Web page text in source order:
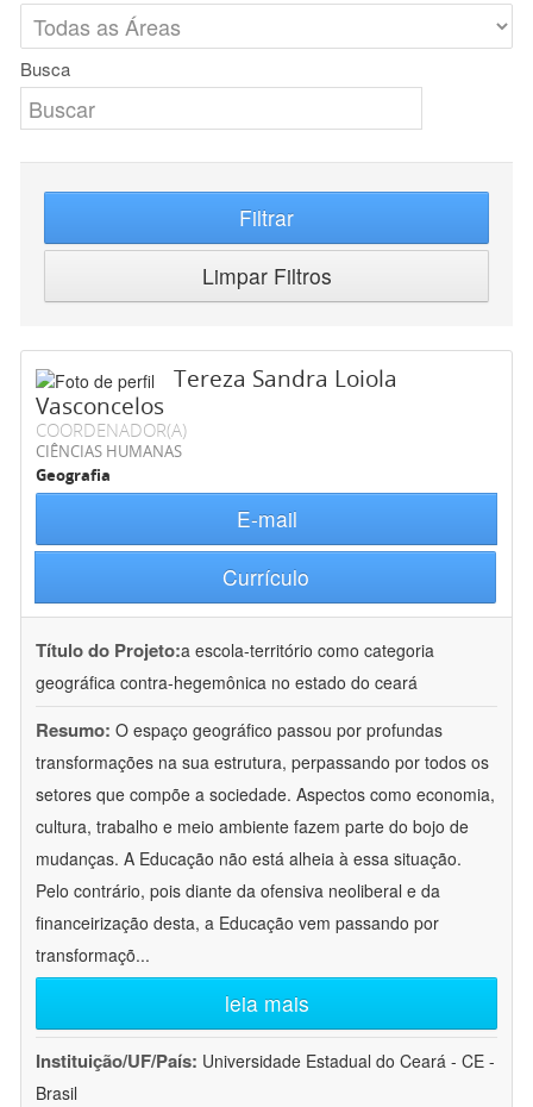
Busca
Filtrar
Limpar Filtros
Tereza Sandra Loiola
Vasconcelos
COORDENADOR(A)
CIÊNCIAS HUMANAS
Geografia
E-mail
Currículo
Título do Projeto:a escola-território como categoria
geográfica contra-hegemônica no estado do ceará
Resumo: O espaço geográfico passou por profundas
transformações na sua estrutura, perpassando por todos os
setores que compõe a sociedade. Aspectos como economia,
cultura, trabalho e meio ambiente fazem parte do bojo de
mudanças. A Educação não está alheia à essa situação.
Pelo contrário, pois diante da ofensiva neoliberal e da
financeirização desta, a Educação vem passando por
transformaçõ...
leia mais
Instituição/UF/País: Universidade Estadual do Ceará - CE -
Brasil